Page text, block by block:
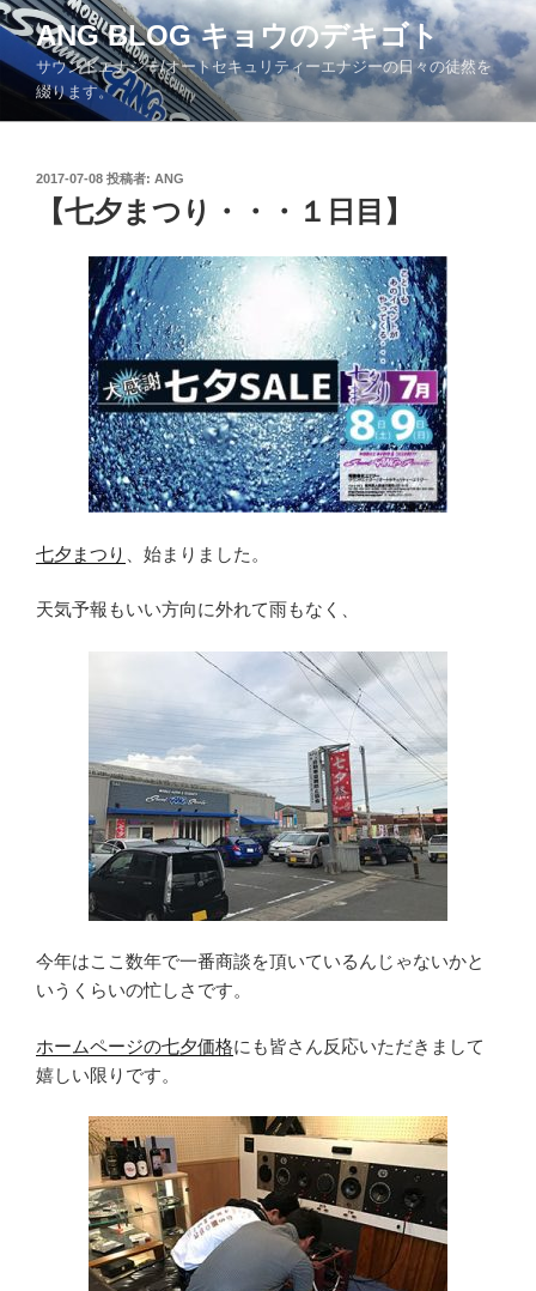
コ
ン
テ
ツ
ANG BLOG キョウのデキゴト
サウンドエナジー/オートセキュリティーエナジーの日々の徒然を
綴ります。
投
2017-07-08 投稿者: ANG
【七夕まつり・・・１日目】
七夕まつり 、始まりました。
天気予報もいい方向に外れて雨もなく、
今年はここ数年で一番商談を頂いているんじゃないかと
いうくらいの忙しさです。
ホームページの七夕価格にも皆さん反応いただきまして
嬉しい限りです。